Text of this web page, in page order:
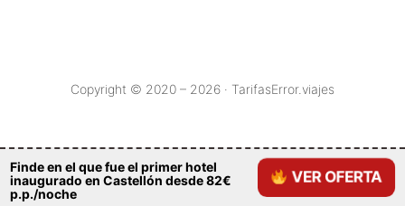
Finde en el que fue el primer hotel
inaugurado en Castellón desde 82€
p.p./noche
VER OFERTA
Copyright © 2020 – 2026 · TarifasError.viajes